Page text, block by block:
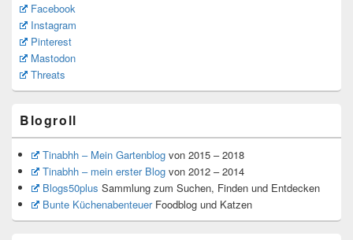
Facebook
Instagram
Pinterest
Mastodon
Threats
Blogroll
Tinabhh – Mein Gartenblogvon 2015 – 2018
Tinabhh – mein erster Blogvon 2012 – 2014
Blogs50plus Sammlung zum Suchen, Finden und Entdecken
Bunte KüchenabenteuerFoodblog und Katzen